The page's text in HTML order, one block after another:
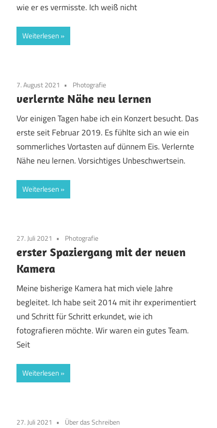
wie er es vermisste. Ich weiß nicht
Weiterlesen
7. August 2021 Photografie
verlernte Nähe neu lernen
Vor einigen Tagen habe ich ein Konzert besucht. Das
erste seit Februar 2019. Es fühlte sich an wie ein
sommerliches Vortasten auf dünnem Eis. Verlernte
Nähe neu lernen. Vorsichtiges Unbeschwertsein.
Weiterlesen
27. Juli 2021 Photografie
erster Spaziergang mit der neuen
Kamera
Meine bisherige Kamera hat mich viele Jahre
begleitet. Ich habe seit 2014 mit ihr experimentiert
und Schritt für Schritt erkundet, wie ich
fotografieren möchte. Wir waren ein gutes Team.
Seit
Weiterlesen
27. Juli 2021 Über das Schreiben